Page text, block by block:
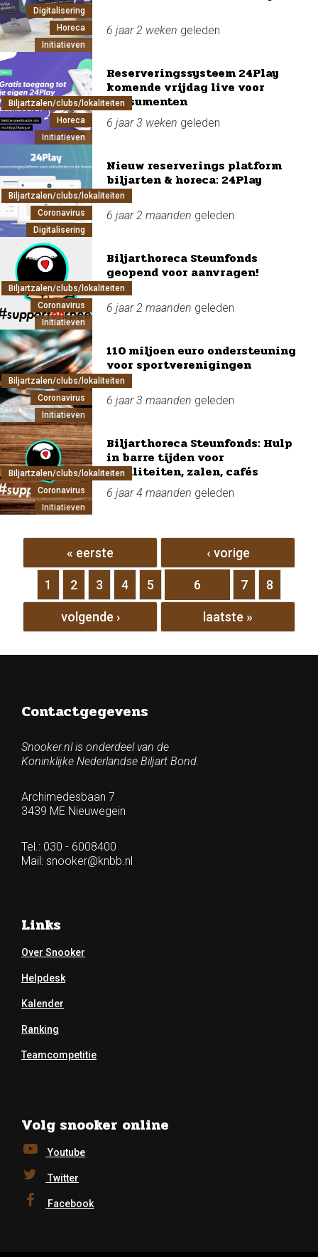
Digitalisering
Horeca
Initiatieven
6 jaar 2 weken geleden
Biljartzalen/clubs/lokaliteiten
Horeca
Initiatieven
Reserveringssysteem 24Play
komende vrijdag live voor
consumenten
6 jaar 3 weken geleden
Biljartzalen/clubs/lokaliteiten
Coronavirus
Digitalisering
Nieuw reserverings platform
biljarten & horeca: 24Play
6 jaar 2 maanden geleden
Biljartzalen/clubs/lokaliteiten
Coronavirus
Initiatieven
Biljarthoreca Steunfonds
geopend voor aanvragen!
6 jaar 2 maanden geleden
Biljartzalen/clubs/lokaliteiten
Coronavirus
Initiatieven
110 miljoen euro ondersteuning
voor sportverenigingen
6 jaar 3 maanden geleden
Biljartzalen/clubs/lokaliteiten
Coronavirus
Initiatieven
Biljarthoreca Steunfonds: Hulp
in barre tijden voor
lokaliteiten, zalen, cafés
6 jaar 4 maanden geleden
Pagina's
« eerste ‹ vorige
1 2 3 4 5 6 7 8
volgende › laatste »
Contactgegevens
Snooker.nl is onderdeel van de
Koninklijke Nederlandse Biljart Bond.
Archimedesbaan 7
3439 ME Nieuwegein
Tel.: 030 - 6008400
Mail: snooker@knbb.nl
Links
Over Snooker
Helpdesk
Kalender
Ranking
Teamcompetitie
Volg snooker online
Youtube
Twitter
Facebook